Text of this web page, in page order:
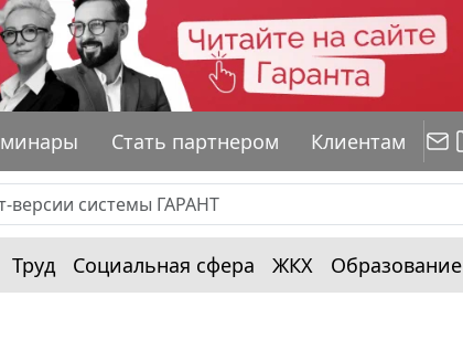
Стать партнером Клиентам
Труд Социальная сфера ЖКХ Образование